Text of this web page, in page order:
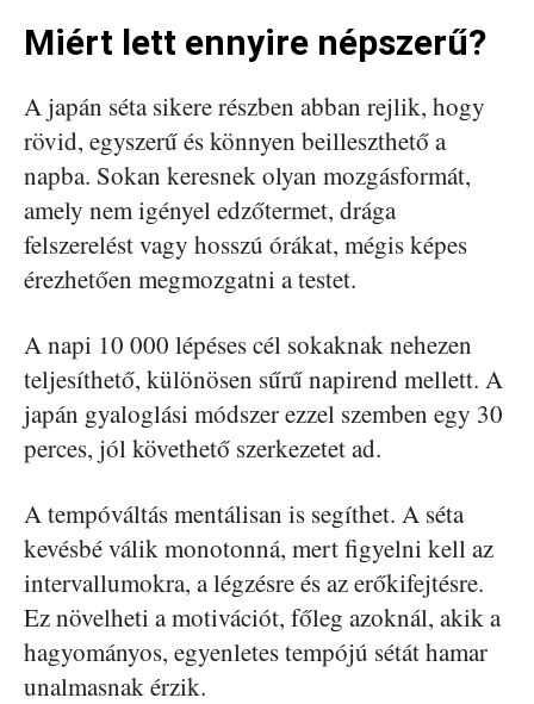
Miért lett ennyire népszerű?
A japán séta sikere részben abban rejlik, hogy
rövid, egyszerű és könnyen beilleszthető a
napba. Sokan keresnek olyan mozgásformát,
amely nem igényel edzőtermet, drága
felszerelést vagy hosszú órákat, mégis képes
érezhetően megmozgatni a testet.
A napi 10 000 lépéses cél sokaknak nehezen
teljesíthető, különösen sűrű napirend mellett. A
japán gyaloglási módszer ezzel szemben egy 30
perces, jól követhető szerkezetet ad.
A tempóváltás mentálisan is segíthet. A séta
kevésbé válik monotonná, mert figyelni kell az
intervallumokra, a légzésre és az erőkifejtésre.
Ez növelheti a motivációt, főleg azoknál, akik a
hagyományos, egyenletes tempójú sétát hamar
unalmasnak érzik.